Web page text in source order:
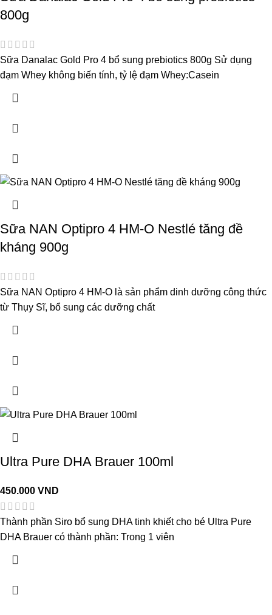
800g
Sữa Danalac Gold Pro 4 bổ sung prebiotics 800g Sử dụng
đạm Whey không biến tính, tỷ lệ đạm Whey:Casein
Sữa NAN Optipro 4 HM-O Nestlé tăng đề
kháng 900g
Sữa NAN Optipro 4 HM-O là sản phẩm dinh dưỡng công thức
từ Thụy Sĩ, bổ sung các dưỡng chất
Ultra Pure DHA Brauer 100ml
450.000VND
Thành phần Siro bổ sung DHA tinh khiết cho bé Ultra Pure
DHA Brauer có thành phần: Trong 1 viên